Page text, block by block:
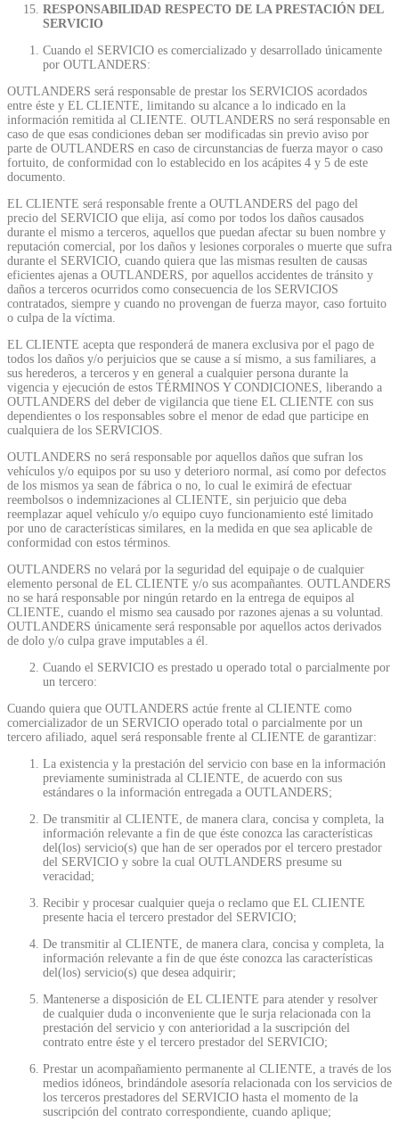
RESPONSABILIDAD RESPECTO DE LA PRESTACIÓN DEL
SERVICIO
Cuando el SERVICIO es comercializado y desarrollado únicamente
por OUTLANDERS:
OUTLANDERS será responsable de prestar los SERVICIOS acordados
entre éste y EL CLIENTE, limitando su alcance a lo indicado en la
información remitida al CLIENTE. OUTLANDERS no será responsable en
caso de que esas condiciones deban ser modificadas sin previo aviso por
parte de OUTLANDERS en caso de circunstancias de fuerza mayor o caso
fortuito, de conformidad con lo establecido en los acápites 4 y 5 de este
documento.
EL CLIENTE será responsable frente a OUTLANDERS del pago del
precio del SERVICIO que elija, así como por todos los daños causados
durante el mismo a terceros, aquellos que puedan afectar su buen nombre y
reputación comercial, por los daños y lesiones corporales o muerte que sufra
durante el SERVICIO, cuando quiera que las mismas resulten de causas
eficientes ajenas a OUTLANDERS, por aquellos accidentes de tránsito y
daños a terceros ocurridos como consecuencia de los SERVICIOS
contratados, siempre y cuando no provengan de fuerza mayor, caso fortuito
o culpa de la víctima.
EL CLIENTE acepta que responderá de manera exclusiva por el pago de
todos los daños y/o perjuicios que se cause a sí mismo, a sus familiares, a
sus herederos, a terceros y en general a cualquier persona durante la
vigencia y ejecución de estos TÉRMINOS Y CONDICIONES, liberando a
OUTLANDERS del deber de vigilancia que tiene EL CLIENTE con sus
dependientes o los responsables sobre el menor de edad que participe en
cualquiera de los SERVICIOS.
OUTLANDERS no será responsable por aquellos daños que sufran los
vehículos y/o equipos por su uso y deterioro normal, así como por defectos
de los mismos ya sean de fábrica o no, lo cual le eximirá de efectuar
reembolsos o indemnizaciones al CLIENTE, sin perjuicio que deba
reemplazar aquel vehículo y/o equipo cuyo funcionamiento esté limitado
por uno de características similares, en la medida en que sea aplicable de
conformidad con estos términos.
OUTLANDERS no velará por la seguridad del equipaje o de cualquier
elemento personal de EL CLIENTE y/o sus acompañantes. OUTLANDERS
no se hará responsable por ningún retardo en la entrega de equipos al
CLIENTE, cuando el mismo sea causado por razones ajenas a su voluntad.
OUTLANDERS únicamente será responsable por aquellos actos derivados
de dolo y/o culpa grave imputables a él.
Cuando el SERVICIO es prestado u operado total o parcialmente por
un tercero:
Cuando quiera que OUTLANDERS actúe frente al CLIENTE como
comercializador de un SERVICIO operado total o parcialmente por un
tercero afiliado, aquel será responsable frente al CLIENTE de garantizar:
La existencia y la prestación del servicio con base en la información
previamente suministrada al CLIENTE, de acuerdo con sus
estándares o la información entregada a OUTLANDERS;
De transmitir al CLIENTE, de manera clara, concisa y completa, la
información relevante a fin de que éste conozca las características
del(los) servicio(s) que han de ser operados por el tercero prestador
del SERVICIO y sobre la cual OUTLANDERS presume su
veracidad;
Recibir y procesar cualquier queja o reclamo que EL CLIENTE
presente hacia el tercero prestador del SERVICIO;
De transmitir al CLIENTE, de manera clara, concisa y completa, la
información relevante a fin de que éste conozca las características
del(los) servicio(s) que desea adquirir;
Mantenerse a disposición de EL CLIENTE para atender y resolver
de cualquier duda o inconveniente que le surja relacionada con la
prestación del servicio y con anterioridad a la suscripción del
contrato entre éste y el tercero prestador del SERVICIO;
Prestar un acompañamiento permanente al CLIENTE, a través de los
medios idóneos, brindándole asesoría relacionada con los servicios de
los terceros prestadores del SERVICIO hasta el momento de la
suscripción del contrato correspondiente, cuando aplique;